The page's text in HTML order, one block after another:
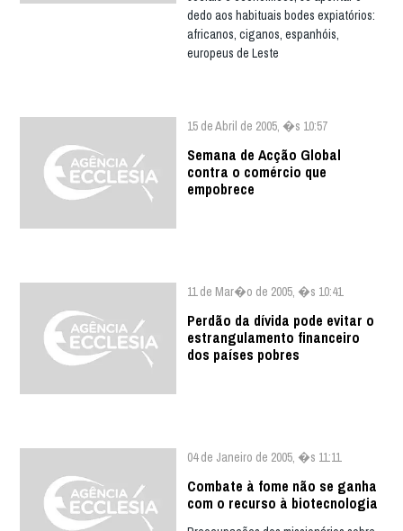
dedo aos habituais bodes expiatórios:
africanos, ciganos, espanhóis,
europeus de Leste
15 de Abril de 2005, �s 10:57
Semana de Acção Global
contra o comércio que
empobrece
11 de Mar�o de 2005, �s 10:41
Perdão da dívida pode evitar o
estrangulamento financeiro
dos países pobres
04 de Janeiro de 2005, �s 11:11
Combate à fome não se ganha
com o recurso à biotecnologia